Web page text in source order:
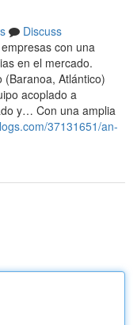
Discuss
con una
en el mercado.
Atlántico)
acoplado a
y… Con una amplia
37131651/an-